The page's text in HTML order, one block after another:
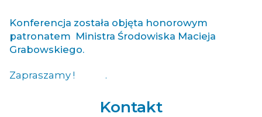
Konferencja została objęta honorowym
patronatem Ministra Środowiska Macieja
Grabowskiego.
Zapraszamy ! .
Kontakt